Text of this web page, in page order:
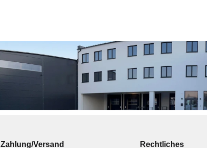
Zahlung/Versand Rechtliches